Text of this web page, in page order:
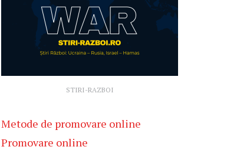
STIRI-RAZBOI
Metode de promovare online
Promovare online